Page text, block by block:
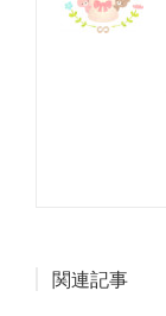
関連記事